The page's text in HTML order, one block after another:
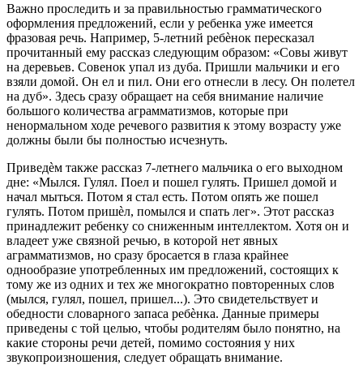
Важно проследить и за правильностью грамматического
оформления предложений, если у ребенка уже имеется
фразовая речь. Например, 5-летний ребѐнок пересказал
прочитанный ему рассказ следующим образом: «Совы живут
на деревьев. Совенок упал из дуба. Пришли мальчики и его
взяли домой. Он ел и пил. Они его отнесли в лесу. Он полетел
на дуб». Здесь сразу обращает на себя внимание наличие
большого количества аграмматизмов, которые при
ненормальном ходе речевого развития к этому возрасту уже
должны были бы полностью исчезнуть.
Приведѐм также рассказ 7-летнего мальчика о его выходном
дне: «Мылся. Гулял. Поел и пошел гулять. Пришел домой и
начал мыться. Потом я стал есть. Потом опять же пошел
гулять. Потом пришѐл, помылся и спать лег». Этот рассказ
принадлежит ребенку со сниженным интеллектом. Хотя он и
владеет уже связной речью, в которой нет явных
аграмматизмов, но сразу бросается в глаза крайнее
однообразие употребленных им предложений, состоящих к
тому же из одних и тех же многократно повторенных слов
(мылся, гулял, пошел, пришел...). Это свидетельствует и
обедности словарного запаса ребѐнка. Данные примеры
приведены с той целью, чтобы родителям было понятно, на
какие стороны речи детей, помимо состояния у них
звукопроизношения, следует обращать внимание.